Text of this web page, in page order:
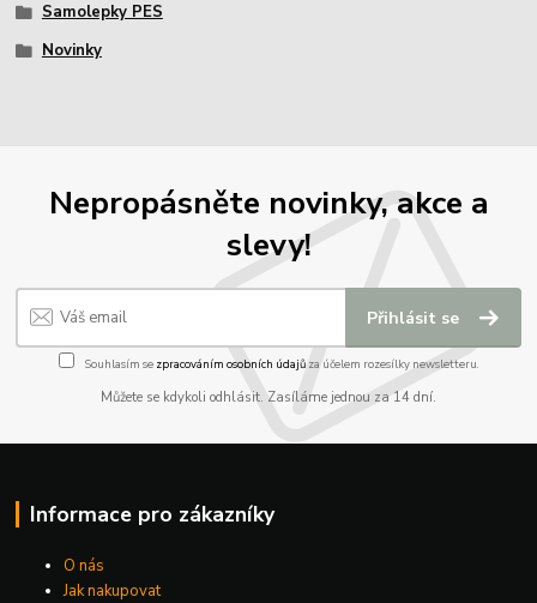
Samolepky PES
Novinky
Nepropásněte novinky, akce a
slevy!
Přihlásit se
Souhlasím se zpracováním osobních údajůza účelem rozesílky newsletteru.
Můžete se kdykoli odhlásit. Zasíláme jednou za 14 dní.
Informace pro zákazníky
O nás
Jak nakupovat